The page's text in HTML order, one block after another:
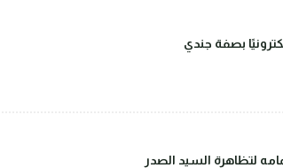
بصفة جندي
لتظاهرة السيد الصدر